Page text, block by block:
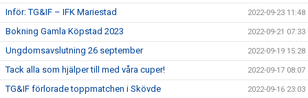
Inför: TG&IF – IFK Mariestad 2022-09-23 11:48
Bokning Gamla Köpstad 2023 2022-09-21 07:33
Ungdomsavslutning 26 september 2022-09-19 15:28
Tack alla som hjälper till med våra cuper! 2022-09-17 08:07
TG&IF förlorade toppmatchen i Skövde 2022-09-16 23:03